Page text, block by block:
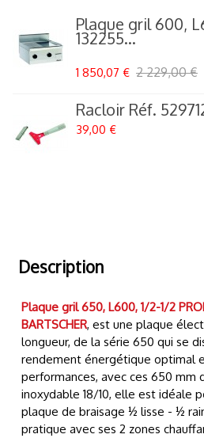
Plaque gril 600,
132255...
1 850,07 € 2 229,00 €
Racloir Réf.
39,00 €
Description
Plaque gril 650, L600, 1/2-1/2
BARTSCHER, est une plaque
longueur, de la série 650 qui se
rendement énergétique optimal
performances, avec ces 650 mm
inoxydable 18/10, elle est idéale
plaque de braisage ½ lisse - ½
pratique avec ses 2 zones